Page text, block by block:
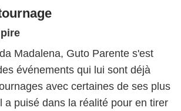
Madalena, Guto Parente s'est
événements qui lui sont déjà
avec certaines de ses plus
a puisé dans la réalité pour en tirer